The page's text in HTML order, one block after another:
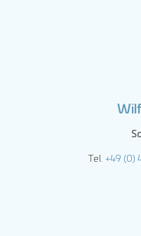
Tel.+49 (0)